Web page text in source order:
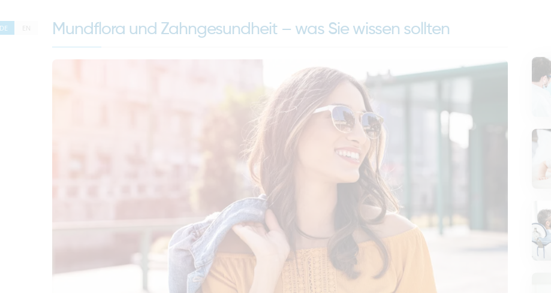
DE EN Mundflora und Zahngesundheit – was Sie wissen sollten